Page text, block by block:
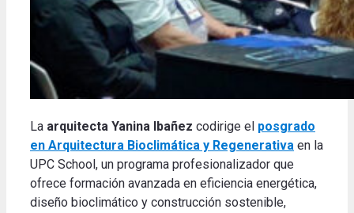
La arquitecta Yanina Ibañez codirige el posgrado
en Arquitectura Bioclimática y Regenerativa en la
UPC School, un programa profesionalizador que
ofrece formación avanzada en eficiencia energética,
diseño bioclimático y construcción sostenible,